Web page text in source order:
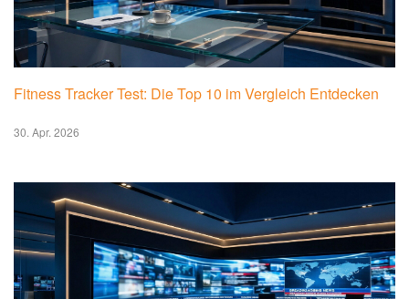
Fitness Tracker Test: Die Top 10 im Vergleich Entdecken
30. Apr. 2026